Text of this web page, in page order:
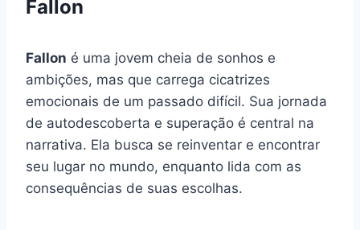
Fallon
Fallon é uma jovem cheia de sonhos e
ambições, mas que carrega cicatrizes
emocionais de um passado difícil. Sua jornada
de autodescoberta e superação é central na
narrativa. Ela busca se reinventar e encontrar
seu lugar no mundo, enquanto lida com as
consequências de suas escolhas.